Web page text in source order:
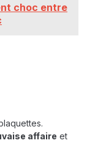
choc entre
affaire et